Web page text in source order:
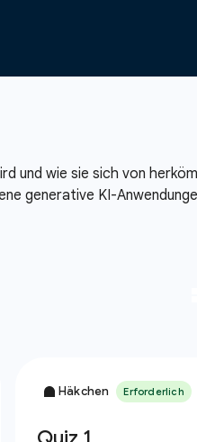
und wie sie sich von
generative KI-